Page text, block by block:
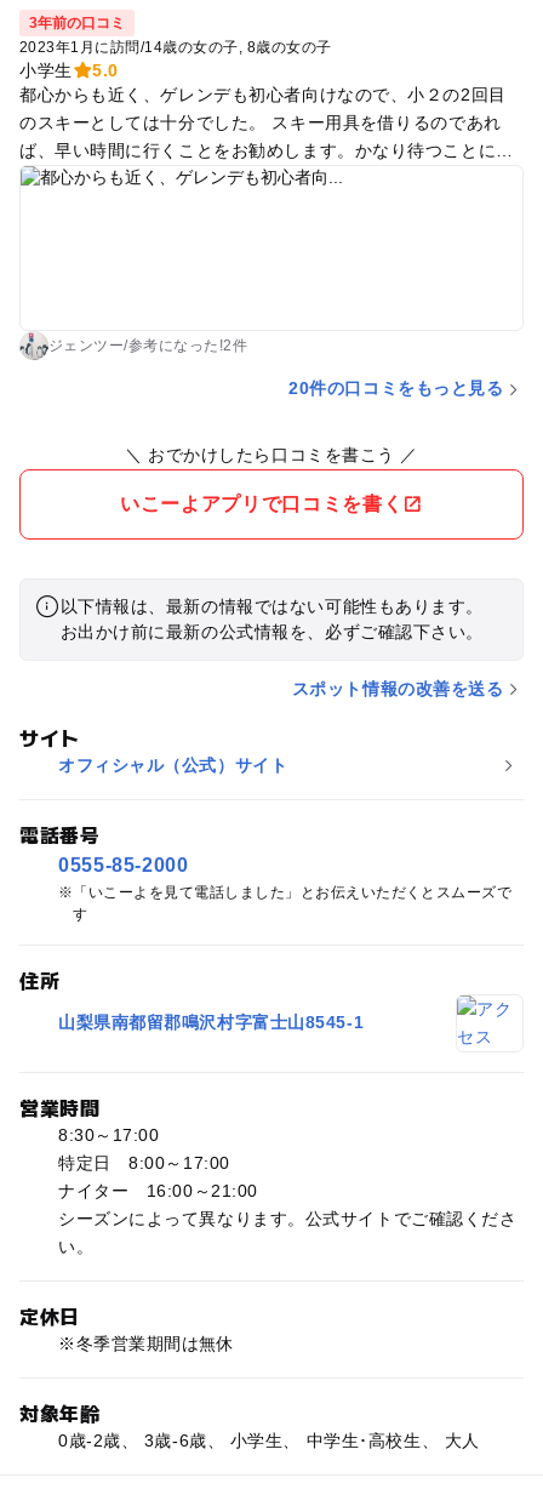
3年前の口コミ
2023年1月に訪問/14歳の女の子 8歳の女の子
小学生
5.0
都心からも近く、ゲレンデも初心者向けなので、小２の2回目
のスキーとしては十分でした。 スキー用具を借りるのであれ
ば、早い時間に行くことをお勧めします。かなり待つことにな
ります。朝早くに着いて、ほどほどに帰る方が小さい子供には
ジェンツー/参考になった!2件
20件の口コミをもっと見る
＼ おでかけしたら口コミを書こう ／
いこーよアプリで口コミを書く
以下情報は、最新の情報ではない可能性もあります。
お出かけ前に最新の公式情報を、必ずご確認下さい。
スポット情報の改善を送る
サイト
オフィシャル（公式）サイト
電話番号
0555-85-2000
「いこーよを見て電話しました」とお伝えいただくとスムーズで
す
住所
山梨県南都留郡鳴沢村字富士山8545-1
営業時間
8:30～17:00
特定日 8:00～17:00
ナイター 16:00～21:00
シーズンによって異なります。公式サイトでご確認くださ
い。
定休日
※冬季営業期間は無休
対象年齢
0歳-2歳、 3歳-6歳、 小学生、 中学生･高校生、 大人